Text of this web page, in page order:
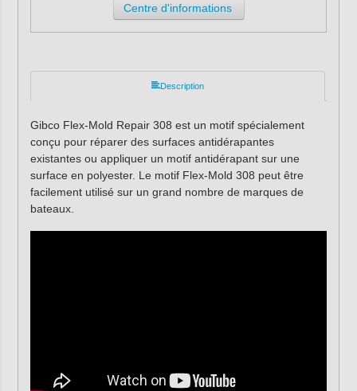
Centre d'informations
Description
Gibco Flex-Mold Repair 308 est un motif spécialement
conçu pour réparer des surfaces antidérapantes
existantes ou appliquer un motif antidérapant sur une
surface en polyester. Le motif Flex-Mold 308 peut être
facilement utilisé sur un grand nombre de marques de
bateaux.